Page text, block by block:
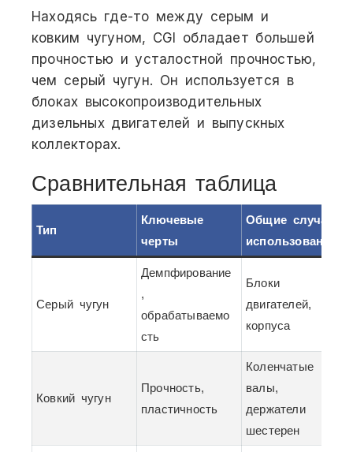
Находясь где-то между серым и
ковким чугуном, CGI обладает большей
прочностью и усталостной прочностью,
чем серый чугун. Он используется в
блоках высокопроизводительных
дизельных двигателей и выпускных
коллекторах.
Сравнительная таблица
Тип
Ключевые
черты
Общие случаи
использования
Серый чугун
Демпфирование
,
обрабатываемо
сть
Блоки
двигателей,
корпуса
Ковкий чугун
Прочность,
пластичность
Коленчатые
валы,
держатели
шестерен